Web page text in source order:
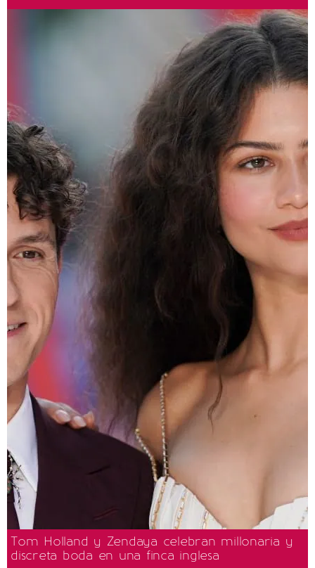
Tom Holland y Zendaya celebran millonaria y
discreta boda en una finca inglesa